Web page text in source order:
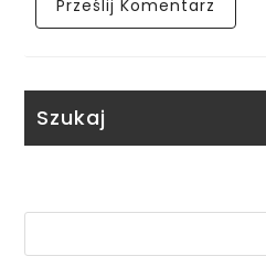
Szukaj